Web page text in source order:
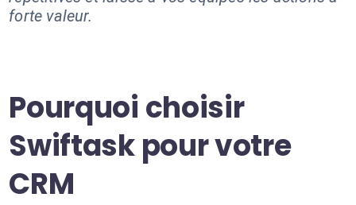
forte valeur.
Pourquoi choisir
Swiftask pour votre
CRM